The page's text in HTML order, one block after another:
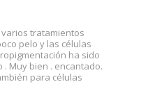
tratamientos
pelo y las células
ha sido
. Muy bien . encantado.
para células